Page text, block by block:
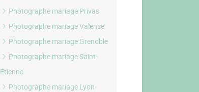
Photographe mariage Privas
Photographe mariage Valence
Photographe mariage Grenoble
Photographe mariage Saint-
Etienne
Photographe mariage Lyon